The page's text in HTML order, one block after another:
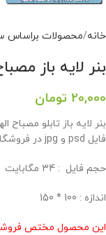
خانه محصولات براساس
بنر لایه باز
20,000 تومان
بنر لایه باز تابلو
فایل psd و jpg در فروشگاه معاون پرورشی طراحی گردید .
حجم فايل : 34 مگابايت
اندازه : 100 * 150
این محصول مختص